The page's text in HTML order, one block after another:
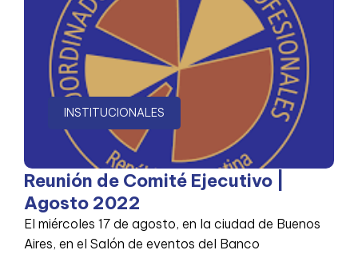
INSTITUCIONALES
Reunión de Comité Ejecutivo |
Agosto 2022
El miércoles 17 de agosto, en la ciudad de Buenos
Aires, en el Salón de eventos del Banco